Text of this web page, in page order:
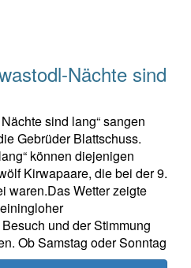
Nächte sind
sind lang“ sangen
Gebrüder Blattschuss.
können diejenigen
Kirwapaare, die bei der 9.
waren.Das Wetter zeigte
und der Stimmung
Ob Samstag oder Sonntag